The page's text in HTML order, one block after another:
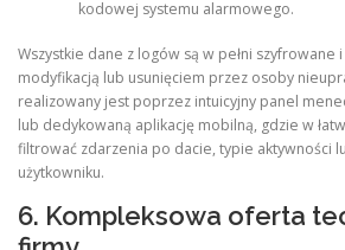
kodowej systemu alarmowego.
Wszystkie dane z logów są w pełni szyfrowane
modyfikacją lub usunięciem przez osoby
realizowany jest poprzez intuicyjny panel
lub dedykowaną aplikację mobilną, gdzie w
filtrować zdarzenia po dacie, typie aktywności
użytkowniku.
6. Kompleksowa oferta